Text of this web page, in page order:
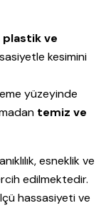
ve
kesimini
yüzeyinde
temiz ve
esneklik ve
edilmektedir.
hassasiyeti ve